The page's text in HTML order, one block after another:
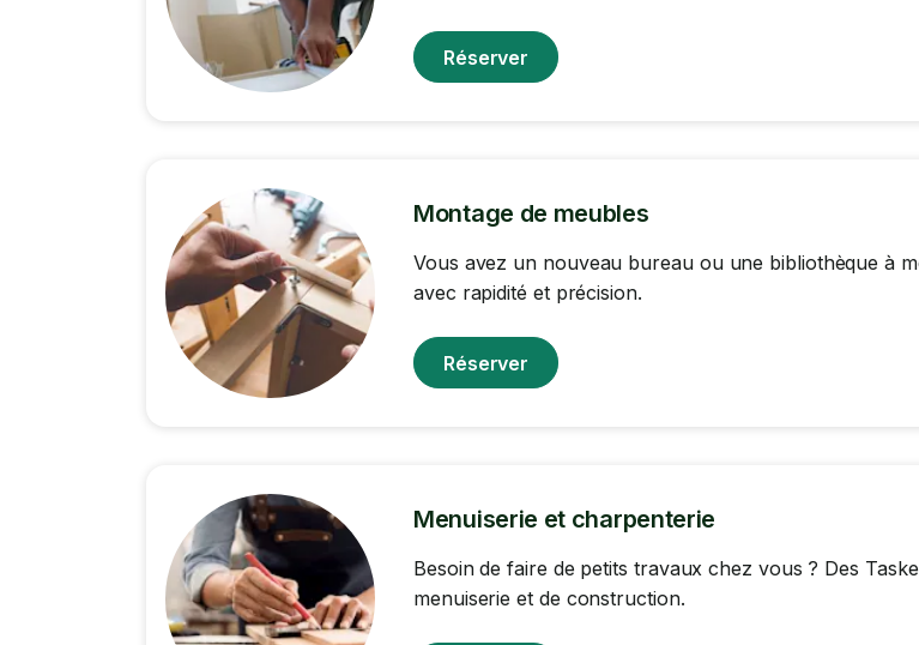
Réserver
Montage de meubles
Vous avez un nouveau bureau ou une bibliothèque à
avec rapidité et précision.
Réserver
Menuiserie et charpenterie
Besoin de faire de petits travaux chez vous ? Des
menuiserie et de construction.